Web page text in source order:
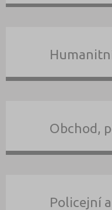
Obchod,
Policejní